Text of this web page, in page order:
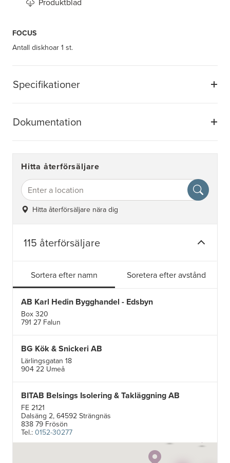
Specifikationer
Dokumentation
Produktblad
FOCUS
Antall diskhoar1 st.
Hitta återförsäljare
Hitta återförsäljare nära dig
115 återförsäljare
Sortera efter namn Soretera efter avstånd
AB Karl Hedin Bygghandel - Edsbyn
Box 320
791 27 Falun
BG Kök & Snickeri AB
Lärlingsgatan 18
904 22 Umeå
BITAB Belsings Isolering & Takläggning AB
FE 2121
Dalsäng 2, 64592 Strängnäs
838 79 Frösön
Tel.:0152-30277